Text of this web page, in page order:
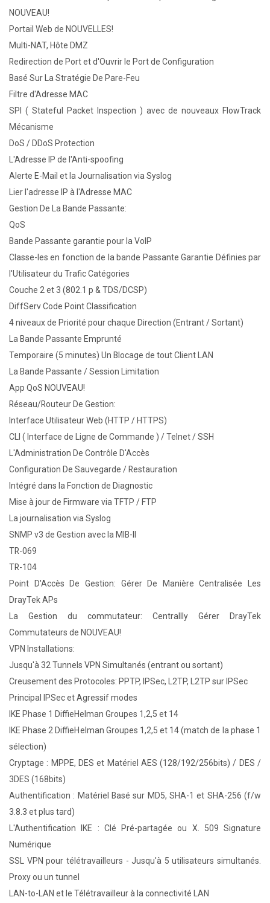
NOUVEAU!
Portail Web de NOUVELLES!
Multi-NAT, Hôte DMZ
Redirection de Port et d'Ouvrir le Port de Configuration
Basé Sur La Stratégie De Pare-Feu
Filtre d'Adresse MAC
SPI ( Stateful Packet Inspection ) avec de nouveaux FlowTrack
Mécanisme
DoS / DDoS Protection
L'Adresse IP de l'Anti-spoofing
Alerte E-Mail et la Journalisation via Syslog
Lier l'adresse IP à l'Adresse MAC
Gestion De La Bande Passante:
QoS
Bande Passante garantie pour la VoIP
Classe-les en fonction de la bande Passante Garantie Définies par
l'Utilisateur du Trafic Catégories
Couche 2 et 3 (802.1 p & TDS/DCSP)
DiffServ Code Point Classification
4 niveaux de Priorité pour chaque Direction (Entrant / Sortant)
La Bande Passante Emprunté
Temporaire (5 minutes) Un Blocage de tout Client LAN
La Bande Passante / Session Limitation
App QoS NOUVEAU!
Réseau/Routeur De Gestion:
Interface Utilisateur Web (HTTP / HTTPS)
CLI ( Interface de Ligne de Commande ) / Telnet / SSH
L'Administration De Contrôle D'Accès
Configuration De Sauvegarde / Restauration
Intégré dans la Fonction de Diagnostic
Mise à jour de Firmware via TFTP / FTP
La journalisation via Syslog
SNMP v3 de Gestion avec la MIB-II
TR-069
TR-104
Point D'Accès De Gestion: Gérer De Manière Centralisée Les
DrayTek APs
La Gestion du commutateur: Centrallly Gérer DrayTek
Commutateurs de NOUVEAU!
VPN Installations:
Jusqu'à 32 Tunnels VPN Simultanés (entrant ou sortant)
Creusement des Protocoles: PPTP, IPSec, L2TP, L2TP sur IPSec
Principal IPSec et Agressif modes
IKE Phase 1 DiffieHelman Groupes 1,2,5 et 14
IKE Phase 2 DiffieHelman Groupes 1,2,5 et 14 (match de la phase 1
sélection)
Cryptage : MPPE, DES et Matériel AES (128/192/256bits) / DES /
3DES (168bits)
Authentification : Matériel Basé sur MD5, SHA-1 et SHA-256 (f/w
3.8.3 et plus tard)
L'Authentification IKE : Clé Pré-partagée ou X. 509 Signature
Numérique
SSL VPN pour télétravailleurs - Jusqu'à 5 utilisateurs simultanés.
Proxy ou un tunnel
LAN-to-LAN et le Télétravailleur à la connectivité LAN